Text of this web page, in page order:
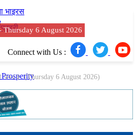
भाइरस
Connect with Us :
२०८३ (Thursday 6 August 2026)
-Thursday 6 August 2026